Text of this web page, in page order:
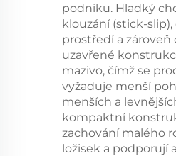
podniku. Hladký
klouzání (stick-
prostředí a
uzavřené
mazivo, čímž se
vyžaduje menší
menších a
kompaktní
zachování malého
ložisek a podporují